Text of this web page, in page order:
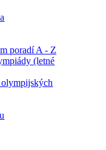
poradí A - Z
(letné